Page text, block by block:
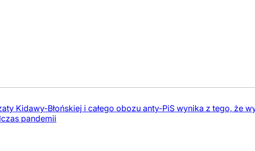
Kidawy-Błońskiej i całego obozu anty-PiS wynika z tego, że
pandemii